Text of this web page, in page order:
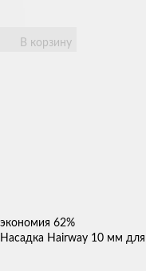
В корзину
экономия 62%
Насадка Hairway 10 мм